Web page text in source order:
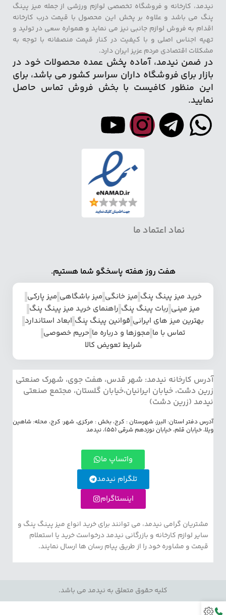
نیدمد، کارخانه و فروشگاه تخصصی لوازم ورزشی از جمله میز پینگ
پنگ می باشد و علاوه بر پخش این محصول با قیمت درب کارخانه
اقدام به فروش لوازم جانبی نیز می نماید و همواره سعی در تولید و
تهیه اجناس اصلی و با کیفیت در کنار قیمت منصفانه با توجه به
مشکلات اقتصادی مردم عزیز ایران دارد.
در ضمن نیدمد، آماده پخش عمده محصولات خود در
بازار برای فروشگاه داران سراسر کشور می باشد، برای
این منظور کافیست با بخش فروش تماس حاصل
نمایید.
نماد اعتماد ما
هفت روز هفته پاسخگو شما هستیم.
خرید میز پینگ پنگ میز خانگی میز باشگاهی میز پارکی
میز مینی ربات پینگ پنگ راهنمای خرید میز پینگ پنگ
بهترین میز های ایرانی قوانین پینگ پنگ ابعاد استاندارد
تماس با ما مجوزها و درباره ما حریم خصوصی
شرایط تعویض کالا
آدرس کارخانه نیدمد: شهر قدس، هفت جوی، شهرک صنعتی
زرین دشت، خیابان ایرانیان،خیابان گلستان، مجتمع صنعتی
نیدمد (زرین دشت)
آدرس دفتر استان: البرز، شهرستان : کرج، بخش : مرکزی، شهر: کرج، محله: شاهین
ویلا، خیابان قلم، خیابان نوزدهم شرقی (55)، نیدمد
واتساپ ما
تلگرام نیدمد
اینستاگرام
مشتریان گرامی نیدمد، می توانند برای خرید انواع میز پینگ پنگ و
سایر لوازم کارخانه و بازرگانی نیدمد درخواست خرید یا استعلام
قیمت و مشاوره خود را از طریق پیام رسان ها ارسال نمایند.
کلیه حقوق متعلق به نیدمد می باشد.